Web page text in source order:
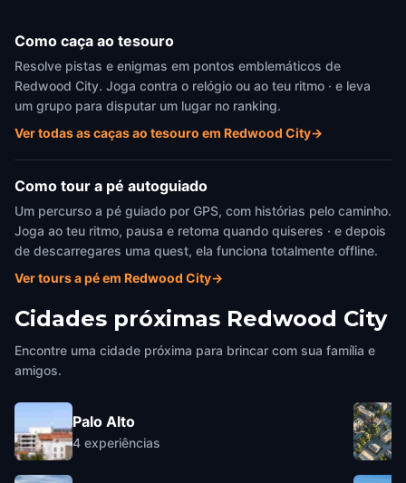
Como caça ao tesouro
Resolve pistas e enigmas em pontos emblemáticos de
Redwood City. Joga contra o relógio ou ao teu ritmo · e leva
um grupo para disputar um lugar no ranking.
Ver todas as caças ao tesouro em Redwood City→
Como tour a pé autoguiado
Um percurso a pé guiado por GPS, com histórias pelo caminho.
Joga ao teu ritmo, pausa e retoma quando quiseres · e depois
de descarregares uma quest, ela funciona totalmente offline.
Ver tours a pé em Redwood City→
Cidades próximas Redwood City
Encontre uma cidade próxima para brincar com sua família e
amigos.
Palo Alto
4 experiências